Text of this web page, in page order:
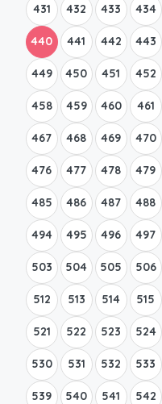
431 432 433 434
440 441 442 443
449 450 451 452
458 459 460 461
467 468 469 470
476 477 478 479
485 486 487 488
494 495 496 497
503 504 505 506
512 513 514 515
521 522 523 524
530 531 532 533
539 540 541 542